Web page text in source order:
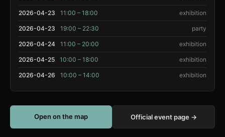
2026-04-23 11:00 – 18:00 exhibition
2026-04-23 19:00 – 22:30 party
2026-04-24 11:00 – 20:00 exhibition
2026-04-25 10:00 – 18:00 exhibition
2026-04-26 10:00 – 14:00 exhibition
Open on the map Official event page →